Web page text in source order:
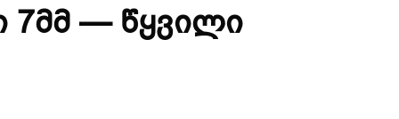
— წყვილი